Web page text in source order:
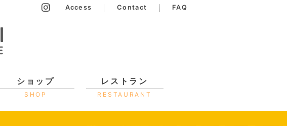
Access Contact FAQ
ショップ
SHOP
レストラン
RESTAURANT